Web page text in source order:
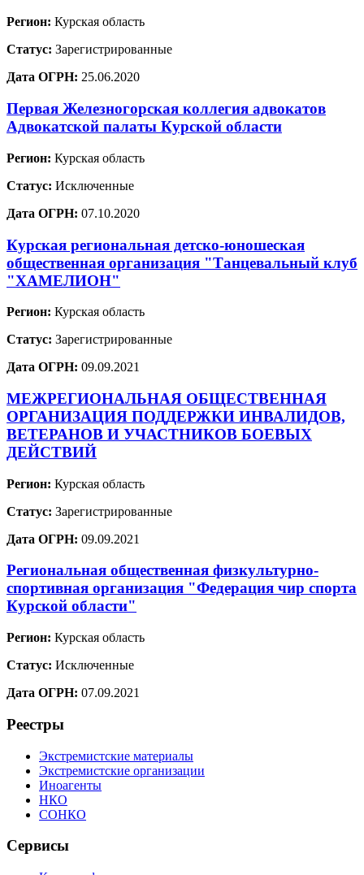
Регион: Курская область
Статус: Зарегистрированные
Дата ОГРН: 25.06.2020
Первая Железногорская коллегия адвокатов
Адвокатской палаты Курской области
Регион: Курская область
Статус: Исключенные
Дата ОГРН: 07.10.2020
Курская региональная детско-юношеская
общественная организация "Танцевальный клуб
"ХАМЕЛИОН"
Регион: Курская область
Статус: Зарегистрированные
Дата ОГРН: 09.09.2021
МЕЖРЕГИОНАЛЬНАЯ ОБЩЕСТВЕННАЯ
ОРГАНИЗАЦИЯ ПОДДЕРЖКИ ИНВАЛИДОВ,
ВЕТЕРАНОВ И УЧАСТНИКОВ БОЕВЫХ
ДЕЙСТВИЙ
Регион: Курская область
Статус: Зарегистрированные
Дата ОГРН: 09.09.2021
Региональная общественная физкультурно-
спортивная организация "Федерация чир спорта
Курской области"
Регион: Курская область
Статус: Исключенные
Дата ОГРН: 07.09.2021
Реестры
Экстремистские материалы
Экстремистские организации
Иноагенты
НКО
СОНКО
Сервисы